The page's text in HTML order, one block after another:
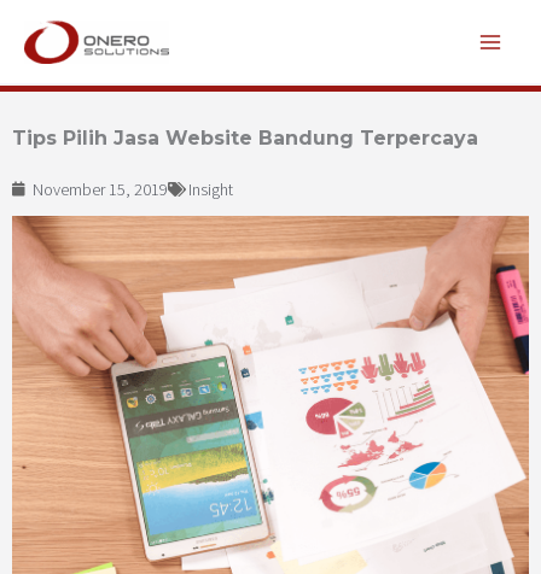
Lewati
Tips Pilih Jasa Website Bandung Terpercaya
November 15, 2019 Insight